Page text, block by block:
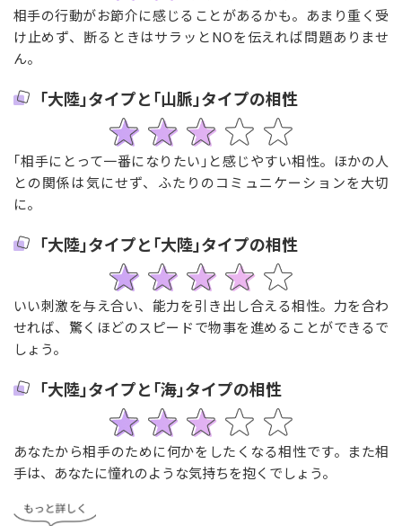
相手の行動がお節介に感じることがあるかも。あまり重く受
け止めず、断るときはサラッとNOを伝えれば問題ありませ
ん。
｢大陸｣タイプと｢山脈｣タイプの相性
｢相手にとって一番になりたい｣と感じやすい相性。ほかの人
との関係は気にせず、ふたりのコミュニケーションを大切
に。
｢大陸｣タイプと｢大陸｣タイプの相性
いい刺激を与え合い、能力を引き出し合える相性。力を合わ
せれば、驚くほどのスピードで物事を進めることができるで
しょう。
｢大陸｣タイプと｢海｣タイプの相性
あなたから相手のために何かをしたくなる相性です。また相
手は、あなたに憧れのような気持ちを抱くでしょう。